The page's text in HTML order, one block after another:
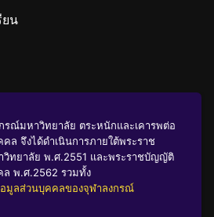
ยน
งข้อมูลส่วนบุคคล
ณ์มหาวิทยาลัย ตระหนักและเคารพต่อ
ล จึงได้ดำเนินการภายใต้พระราช
ทยาลัย พ.ศ.2551 และพระราชบัญญัติ
พ.ศ.2562 รวมทั้ง
มูลส่วนบุคคลของจุฬาลงกรณ์